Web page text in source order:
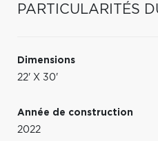
PARTICULARITÉS
Dimensions
22' X 30'
Année de construction
2022